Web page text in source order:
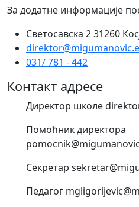
За додатне информације
Светосавска 2 31260
031/ 781 - 442
Контакт адресе
Директор школе
Помоћник директора
Секретар
Педагог